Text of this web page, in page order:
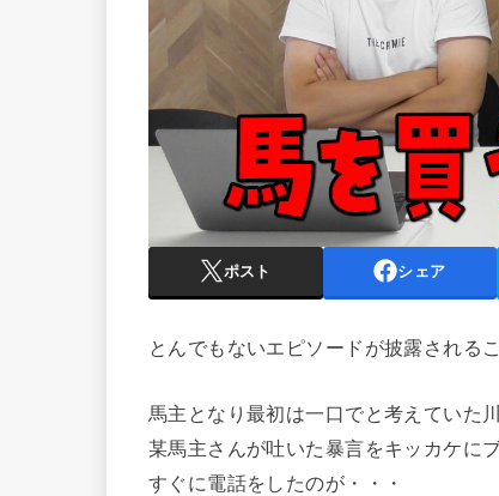
ポスト シェア
とんでもないエピソードが披露されるこ
馬主となり最初は一口でと考えていた
某馬主さんが吐いた暴言をキッカケに
すぐに電話をしたのが・・・